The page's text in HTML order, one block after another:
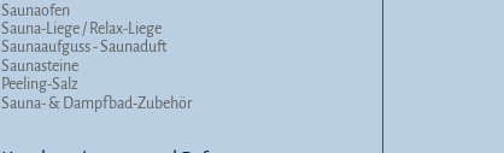
Saunaofen
Sauna-Liege / Relax-Liege
Saunaaufguss - Saunaduft
Saunasteine
Peeling-Salz
Sauna- & Dampfbad-Zubehör